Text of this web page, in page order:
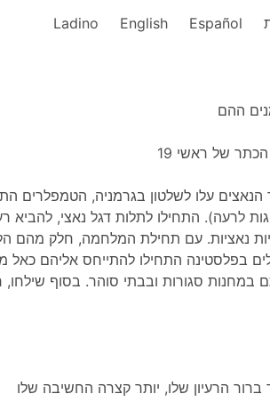
Ladino English Español
עלו לשלטון בגרמניה, הטמפלרים
לרעה). התחילו לתלות דגל נאצי, להביא
נאציות. עם תחילת המלחמה, חלק מהם
בפלסטינה התחילו להתייחס אליהם כאל